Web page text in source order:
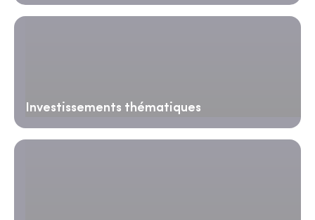
Investissements thématiques